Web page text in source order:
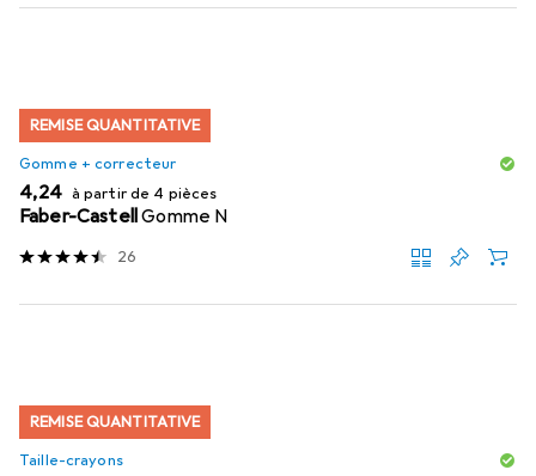
REMISE QUANTITATIVE
Gomme + correcteur
EUR
4,24 à partir de 4 pièces
Faber-CastellGomme N
26
REMISE QUANTITATIVE
Taille-crayons